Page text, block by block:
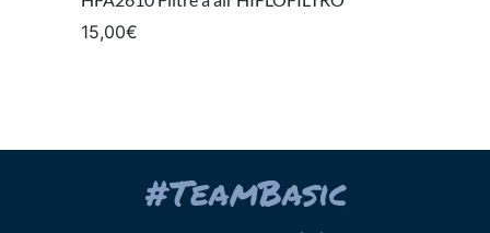
15,00€